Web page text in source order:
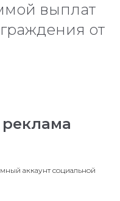
выплат
от
аккаунт социальной